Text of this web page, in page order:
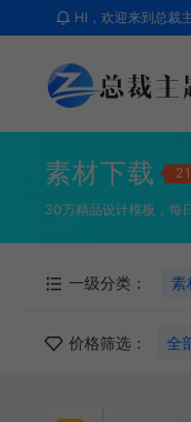
HI，欢迎来到总裁
素材下载 21
30万精品设计模板，每
一级分类： 素
价格筛选： 全